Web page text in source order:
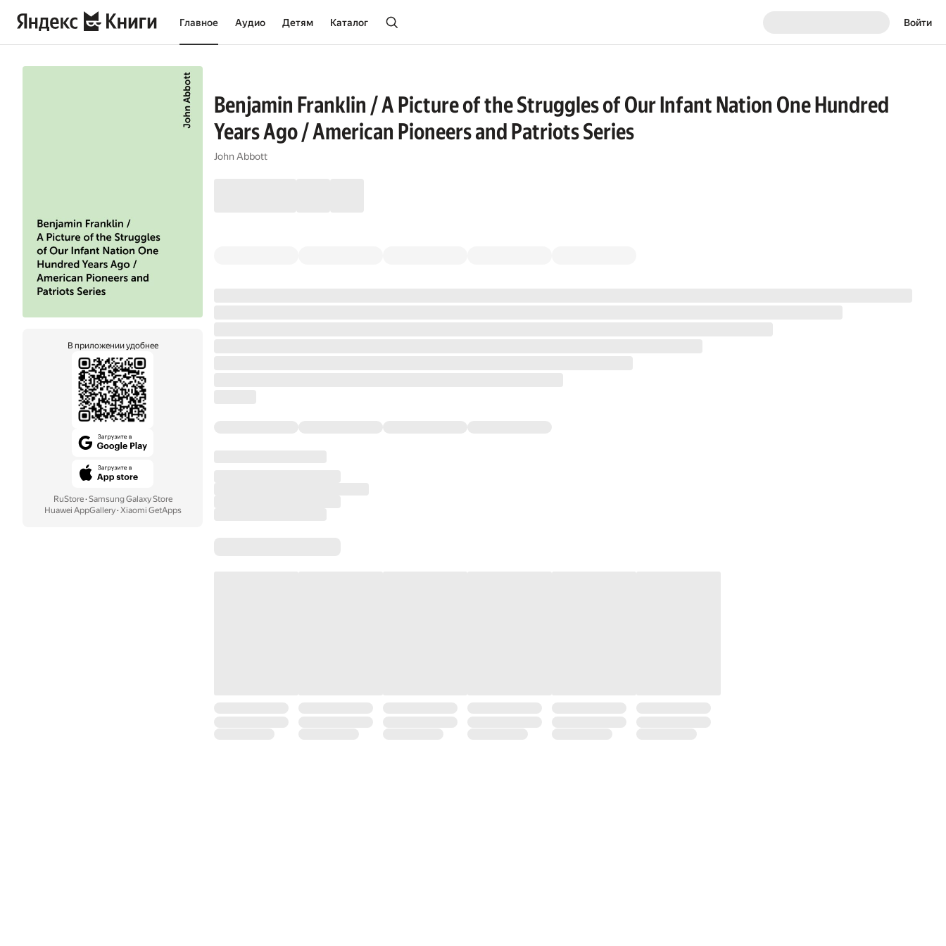
Главное Аудио Детям Каталог Войти
В приложении удобнее
RuStore· Samsung Galaxy Store
Huawei AppGallery· Xiaomi GetApps
Benjamin Franklin / A Picture of the Struggles of Our Infant Nation One Hundred
Years Ago / American Pioneers and Patriots Series
John Abbott